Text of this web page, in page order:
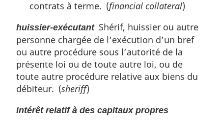
contrats à terme. (financial collateral)
huissier-exécutantShérif, huissier ou autre
personne chargée de l’exécution d’un bref
ou autre procédure sous l’autorité de la
présente loi ou de toute autre loi, ou de
toute autre procédure relative aux biens du
débiteur. (sheriff)
intérêt relatif à des capitaux propres